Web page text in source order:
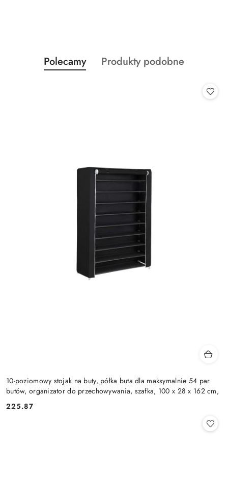
Pomiń karuzelę produktów
Produkty
o
Polecamy
Produkty
Produkty podobne
10-poziomowy stojak na buty, półka buta dla maksymalnie 54 par
butów, organizator do przechowywania, szafka, 100 x 28 x 162 cm,
Cena:
225.87